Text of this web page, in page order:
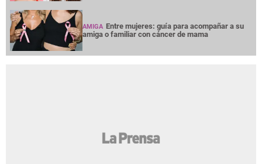
AMIGA Entre mujeres: guía para acompañar a su
amiga o familiar con cáncer de mama